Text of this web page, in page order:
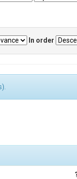
In order